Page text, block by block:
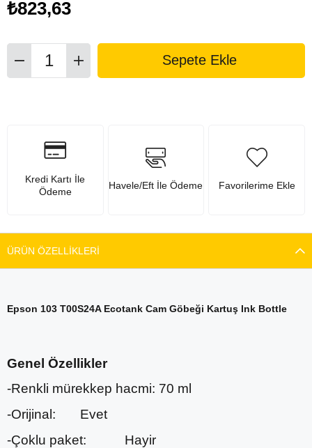
₺823,63
Kredi Kartı İle
Ödeme
Havele/Eft İle Ödeme Favorilerime Ekle
ÜRÜN ÖZELLIKLERI
Epson 103 T00S24A Ecotank Cam Göbeği Kartuş Ink Bottle
Genel Özellikler
-Renkli mürekkep hacmi: 70 ml
-Orijinal:
Evet
-Çoklu paket:
Hayir